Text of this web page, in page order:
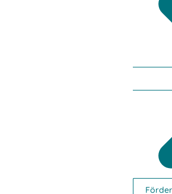
1. Vizebürgermeisterin